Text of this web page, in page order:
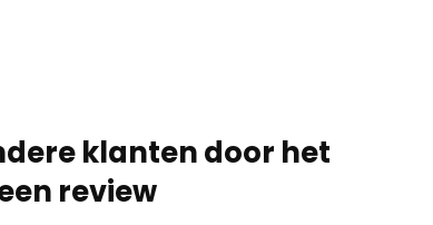
klanten door het
review